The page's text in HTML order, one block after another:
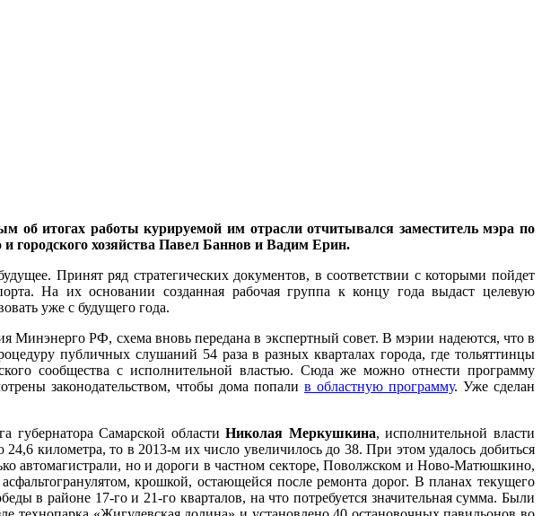
об итогах работы курируемой им отрасли отчитывался заместитель мэра по
городского хозяйства Павел Баннов и Вадим Ерин.
Принят ряд стратегических документов, в соответствии с которыми пойдет
На их основании созданная рабочая группа к концу года выдаст целевую
уже с будущего года.
РФ, схема вновь передана в экспертный совет. В мэрии надеются, что в
публичных слушаний 54 раза в разных кварталах города, где тольяттинцы
сообщества с исполнительной властью. Сюда же можно отнести программу
законодательством, чтобы дома попали в областную программу. Уже сделан
губернатора Самарской областиНиколая Меркушкина, исполнительной власти
километра, то в 2013-м их число увеличилось до 38. При этом удалось добиться
автомагистрали, но и дороги в частном секторе, Поволжском и Ново-Матюшкино,
крошкой, остающейся после ремонта дорог. В планах текущего
в районе 17-го и 21-го кварталов, на что потребуется значительная сумма. Были